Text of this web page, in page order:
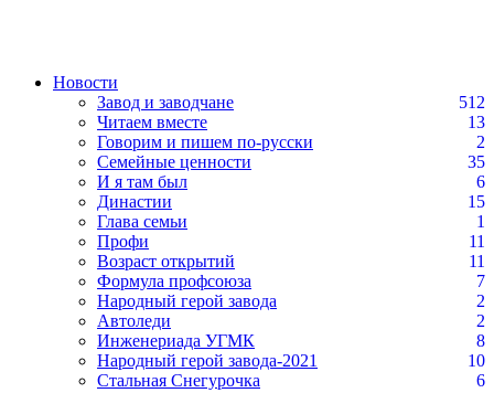
Новости
Завод и заводчане
512
Читаем вместе
13
Говорим и пишем по-русски
2
Семейные ценности
35
И я там был
6
Династии
15
Глава семьи
1
Профи
11
Возраст открытий
11
Формула профсоюза
7
Народный герой завода
2
Автоледи
2
Инженериада УГМК
8
Народный герой завода-2021
10
Стальная Снегурочка
6